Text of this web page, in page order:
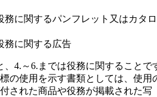
務に関するパンフレット又はカタロ
務に関する広告
、4.～6.までは役務に関することで
の使用を示す書類としては、使用
された商品や役務が掲載された写